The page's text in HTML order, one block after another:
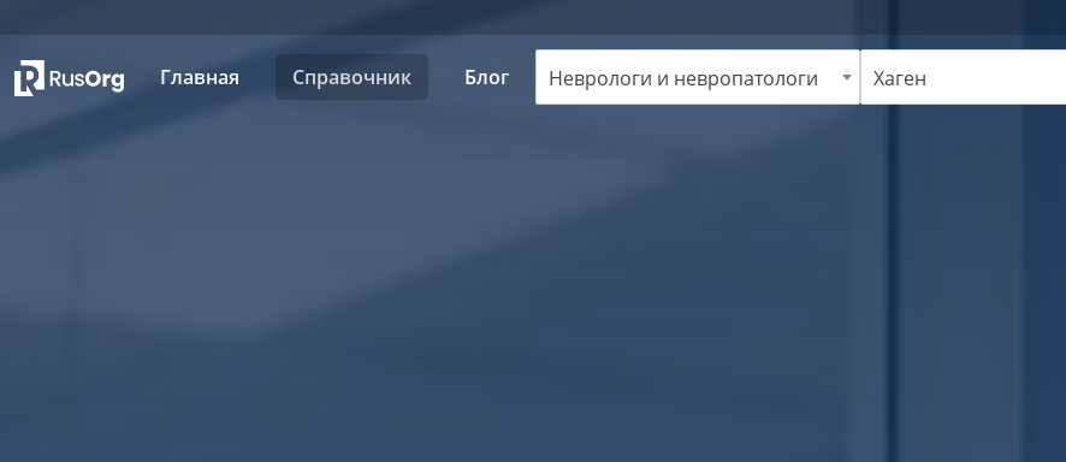
Главная Справочник Блог Неврологи и невропатологи Хаген